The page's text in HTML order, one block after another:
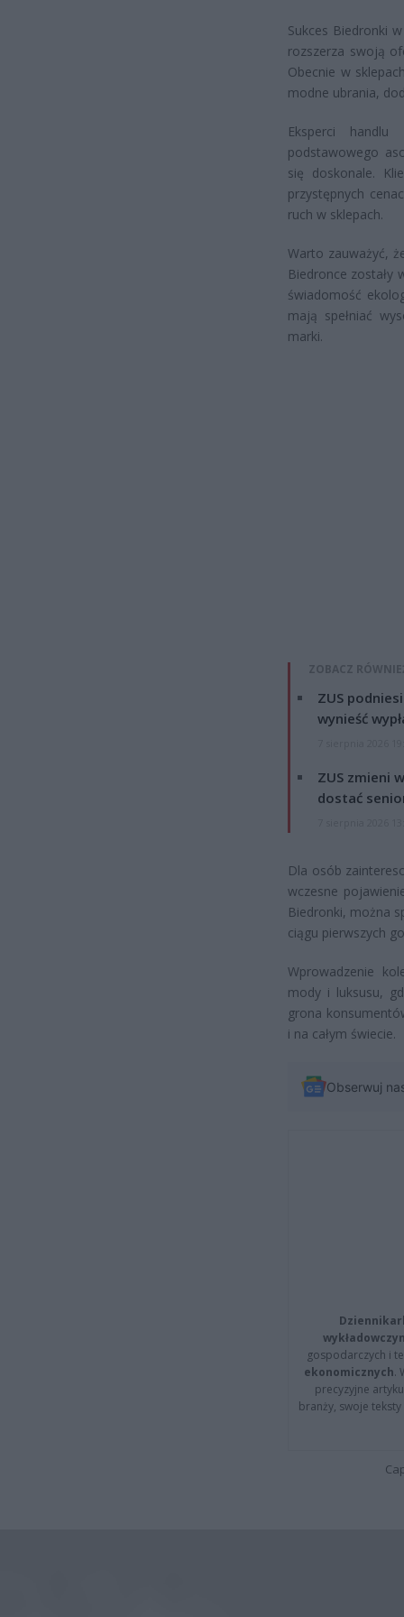
Sukces Biedronki
rozszerza swoją
Obecnie w
modne ubrania,
Eksperci
podstawowego
się doskonale.
przystępnych
ruch w sklepach.
Warto zauważyć,
Biedronce zostały
świadomość
mają spełniać
marki.
ZOBACZ
ZUS
wynieść
ZUS zmieni
dostać
Dla osób
wczesne
Biedronki, można
ciągu pierwszych
Wprowadzenie
mody i luksusu,
grona
i na całym świecie.
Obserwuj
gospodarczych i
ekonomicznych.
precyzyjne
branży, swoje